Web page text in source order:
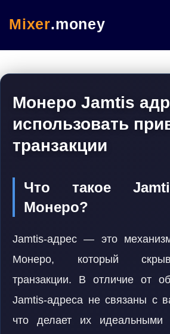
Mixer.money
Монеро Jamtis
использовать
транзакции
Что такое
Монеро?
Jamtis-адрес — это
Монеро, который
транзакции. В отличие от
Jamtis-адреса не связаны с
что делает их